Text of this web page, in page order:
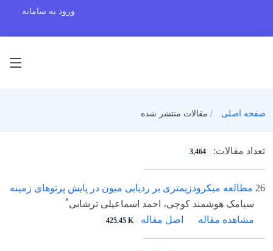
ورود به سامانه
صفحه اصلی مقالات منتشر شده
تعداد مقالات: 3,464
26 مطالعه میکرودزیمتری بر ردیابی میون در پایش پرتوهای زمینه
سیامک هوشمند کوچی، احمد اسماعیلی ترشابی*
مشاهده مقاله اصل مقاله 425.45 K